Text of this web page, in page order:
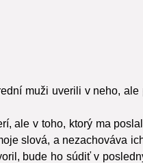
muži uverili v neho,
ale v toho, ktorý ma
slová, a nezachováva
bude ho súdiť v